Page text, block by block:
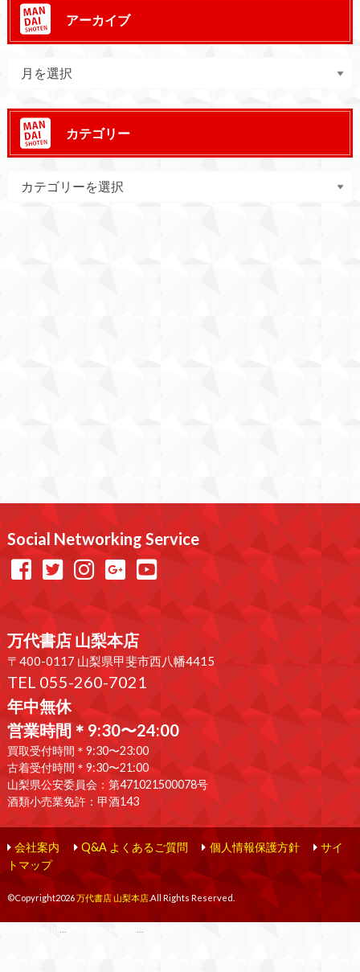
アーカイブ
カテゴリー
Social Networking Service
万代書店 山梨本店
〒400-0117 山梨県甲斐市西八幡4415
TEL 055-260-7021
年中無休
営業時間＊9:30〜24:00
買取受付時間＊9:30〜23:00
古着受付時間＊9:30〜21:00
山梨県公安委員会：第471021500078号
酒類小売業免許：甲酒143
会社案内 Q&A よくあるご質問 個人情報保護方針
サイ
トマップ
©Copyright2026万代書店 山梨本店.All Rights Reserved.
... ...